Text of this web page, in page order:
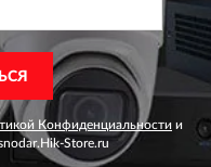
Конфиденциальности и
Store.ru